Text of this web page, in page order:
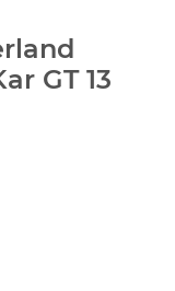
GT 13